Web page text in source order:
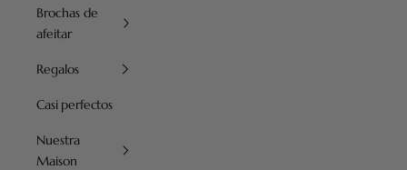
Brochas de
afeitar
Regalos
Casi perfectos
Nuestra
Maison